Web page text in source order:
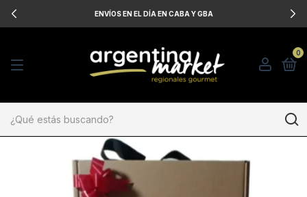
ENVÍOS EN EL DÍA EN CABA Y GBA
0